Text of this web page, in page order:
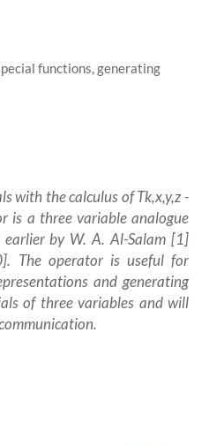
functions, generating
with the calculus of Tk,x,y,z -
is a three variable analogue
by W. A. Al-Salam [1]
The operator is useful for
and generating
of three variables and will